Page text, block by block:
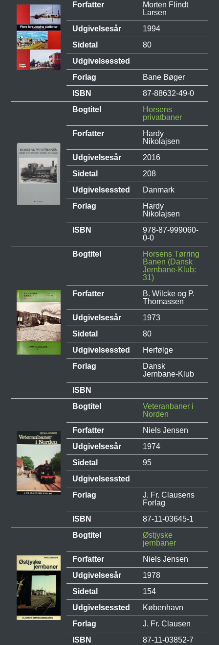
Forfatter
Morten Flindt
Larsen
Udgivelsesår
1994
Sidetal
80
Udgivelsessted
Forlag
Bane Bøger
ISBN
87-88632-49-0
Bogtitel
Horsens
privatbaner
Forfatter
Hardy
Nikolajsen
Udgivelsesår
2016
Sidetal
208
Udgivelsessted
Danmark
Forlag
Hardy
Nikolajsen
ISBN
978-87-999060-
0-0
Bogtitel
Horsens Tørring
Banen (Dansk
Jernbane-Klub:
31)
Forfatter
B. Wilcke og P.
Thomassen
Udgivelsesår
1973
Sidetal
80
Udgivelsessted
Herfølge
Forlag
Dansk
Jernbane-Klub
ISBN
Bogtitel
Veteranbaner i
Norden
Forfatter
Niels Jensen
Udgivelsesår
1974
Sidetal
95
Udgivelsessted
Forlag
J. Fr. Clausens
Forlag
ISBN
87-11-03645-1
Bogtitel
Østjyske
jernbaner
Forfatter
Niels Jensen
Udgivelsesår
1978
Sidetal
154
Udgivelsessted
København
Forlag
J. Fr. Clausen
ISBN
87-11-03852-7